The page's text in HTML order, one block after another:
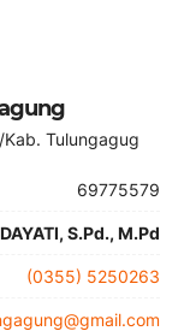
Tulungagug
69775579
S.Pd., M.Pd
(0355) 5250263